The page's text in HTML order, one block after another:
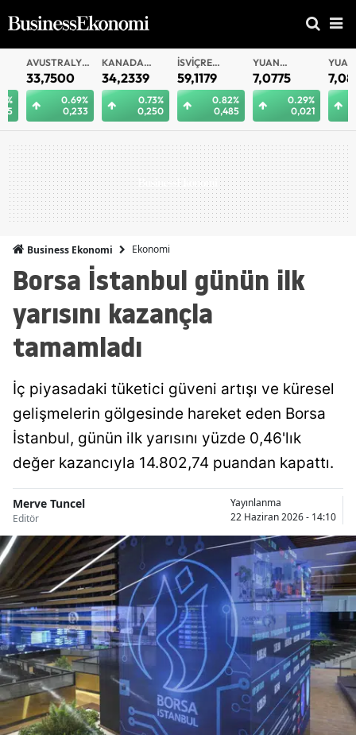
AVUSTRALYA
DOLARI
33,7500
0.69%
0,233
KANADA
DOLARI
34,2339
0.73%
0,250
İSVIÇRE
FRANKI
59,1179
0.82%
0,485
YUAN
OFFSHORE
7,0775
0.29%
0,021
YUAN
7,0812
Business Ekonomi Ekonomi
Borsa İstanbul günün ilk
yarısını kazançla
tamamladı
İç piyasadaki tüketici güveni artışı ve küresel
gelişmelerin gölgesinde hareket eden Borsa
İstanbul, günün ilk yarısını yüzde 0,46'lık
değer kazancıyla 14.802,74 puandan kapattı.
Merve Tuncel
Editör
Yayınlanma
22 Haziran 2026 - 14:10